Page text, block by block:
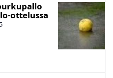
ottelussa